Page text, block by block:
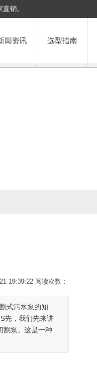
销。
闻资讯 选型指南
19:39:22 阅读次数：
式污水泵的知
先，我们先来讲
割泵。这是一种